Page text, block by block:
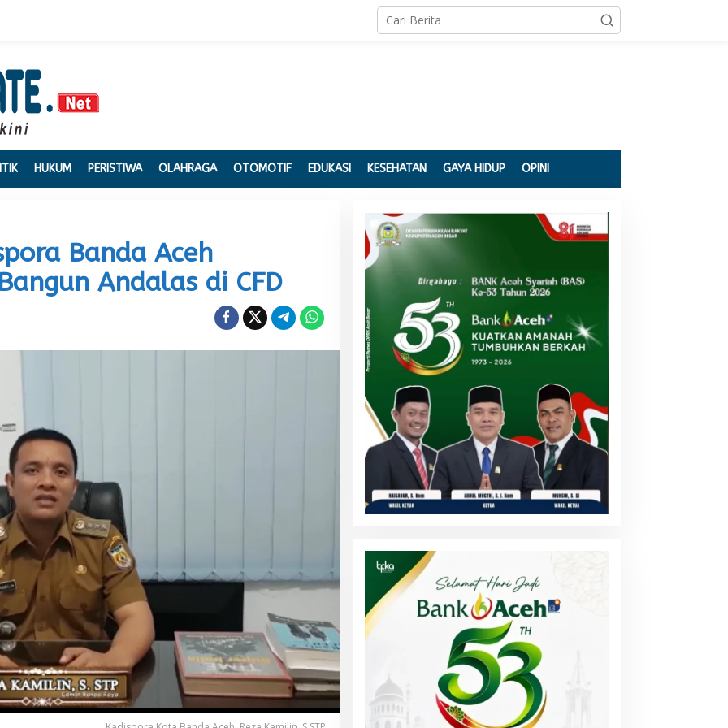
HUKUM PERISTIWA OLAHRAGA OTOMOTIF EDUKASI KESEHATAN GAYA HIDUP OPINI
Banda Aceh
Andalas di CFD